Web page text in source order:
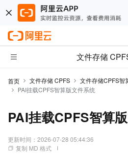
文件存储
首页 文件存储 CPFS 文件存储CPFS智
PAI挂载CPFS智算版文件系统
PAI挂载CPFS智算
更新时间： 2026-07-28 05:44:36
复制 MD 格式